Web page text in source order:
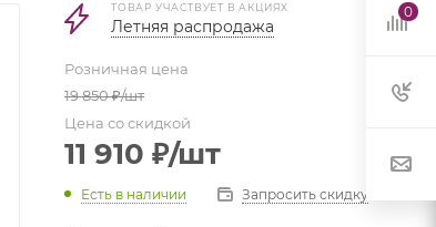
ТОВАР УЧАСТВУЕТ В АКЦИЯХ
Летняя распродажа
Розничная цена
19 850₽/шт
Цена со скидкой
11 910 ₽/шт
Есть в наличии Запросить скидку
0